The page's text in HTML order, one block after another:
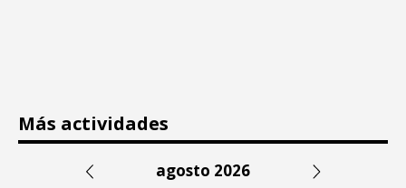
Más actividades
agosto 2026